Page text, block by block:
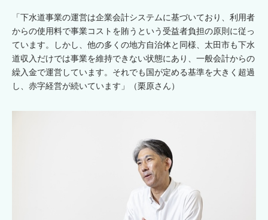
「下水道事業の運営は企業会計システムに基づいており、利用者
からの使用料で事業コストを賄うという受益者負担の原則に従っ
ています。しかし、他の多くの地方自治体と同様、太田市も下水
道収入だけでは事業を維持できない状態にあり、一般会計からの
繰入金で運営しています。それでも国が定める基準を大きく超過
し、赤字経営が続いています」（栗原さん）